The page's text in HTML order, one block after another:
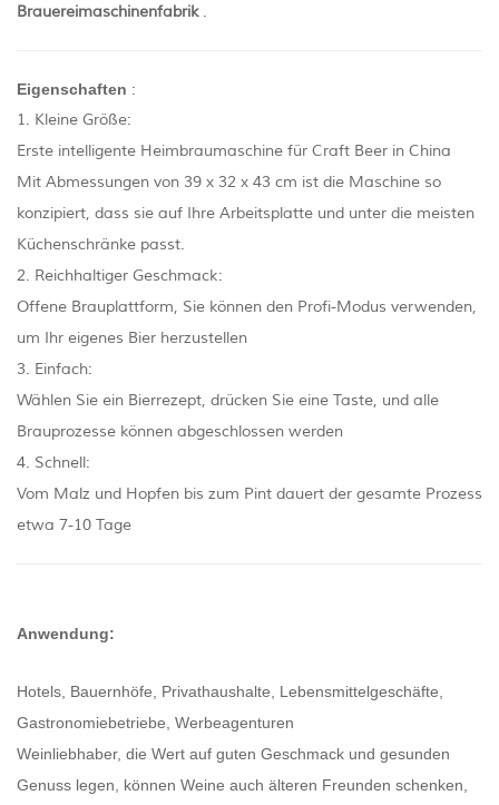
Brauereimaschinenfabrik .
Eigenschaften :
1. Kleine Größe:
Erste intelligente Heimbraumaschine für Craft Beer in China
Mit Abmessungen von 39 x 32 x 43 cm ist die Maschine so
konzipiert, dass sie auf Ihre Arbeitsplatte und unter die meisten
Küchenschränke passt.
2. Reichhaltiger Geschmack:
Offene Brauplattform, Sie können den Profi-Modus verwenden,
um Ihr eigenes Bier herzustellen
3. Einfach:
Wählen Sie ein Bierrezept, drücken Sie eine Taste, und alle
Brauprozesse können abgeschlossen werden
4. Schnell:
Vom Malz und Hopfen bis zum Pint dauert der gesamte Prozess
etwa 7-10 Tage
Anwendung:
Hotels, Bauernhöfe, Privathaushalte, Lebensmittelgeschäfte,
Gastronomiebetriebe, Werbeagenturen
Weinliebhaber, die Wert auf guten Geschmack und gesunden
Genuss legen, können Weine auch älteren Freunden schenken,